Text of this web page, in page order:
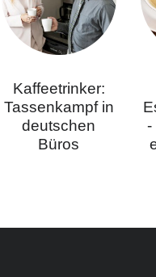
Kaffeetrinker:
Tassenkampf in
deutschen
Büros
-